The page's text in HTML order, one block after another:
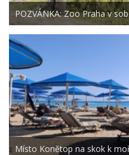
POZVÁNKA: Zoo Praha v
Místo Konětop na skok k